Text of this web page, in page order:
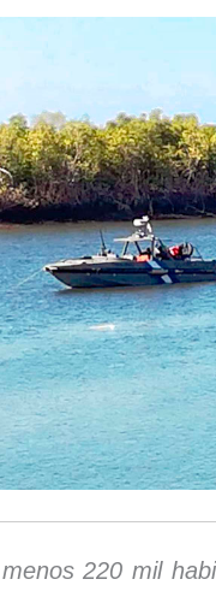
220 mil